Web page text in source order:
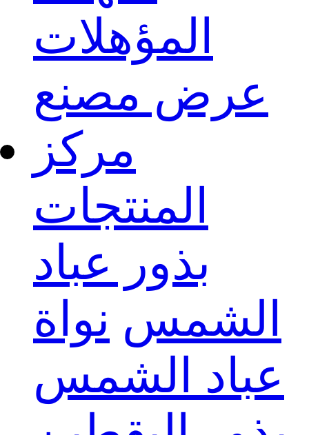
المؤهلات
عرض مصنع
مركز
المنتجات
بذور عباد
الشمس نواة
عباد الشمس